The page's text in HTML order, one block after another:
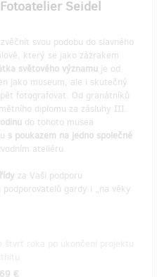
Seidel
svou podobu do slavného
který se jako zázrakem
světového významu je od
jako museum, ale i skutečný
fotografovat. Od granátníků
diplomu za zásluhy III.
do tohoto musea
s poukazem na jedno společné
ateliéru.
za Vaši podporu
gardy i „na věky
€